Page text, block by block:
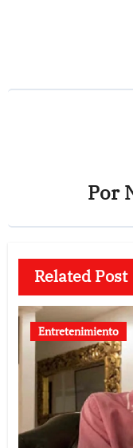
Por
Related Post
Entretenimiento